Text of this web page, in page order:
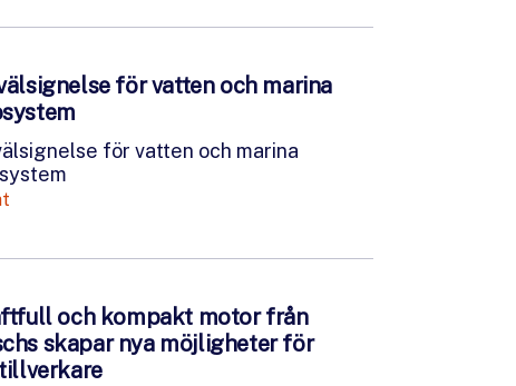
för vatten och marina
för vatten och marina
och kompakt motor från
skapar nya möjligheter för